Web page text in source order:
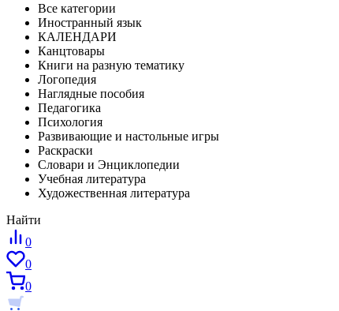
Все категории
Иностранный язык
КАЛЕНДАРИ
Канцтовары
Книги на разную тематику
Логопедия
Наглядные пособия
Педагогика
Психология
Развивающие и настольные игры
Раскраски
Словари и Энциклопедии
Учебная литература
Художественная литература
Найти
0
0
0